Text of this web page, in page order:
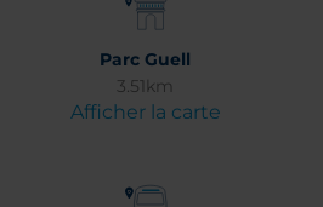
Parc Guell
3.51km
Afficher la carte